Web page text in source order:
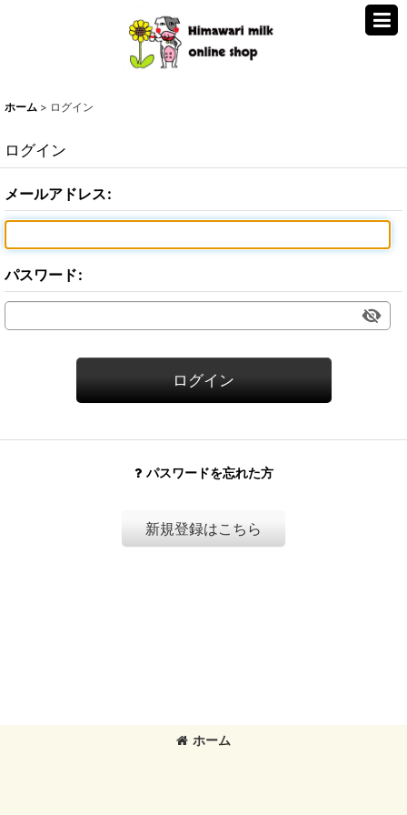
ホーム > ログイン
ログイン
メールアドレス:
パスワード:
ログイン
パスワードを忘れた方
新規登録はこちら
ホーム